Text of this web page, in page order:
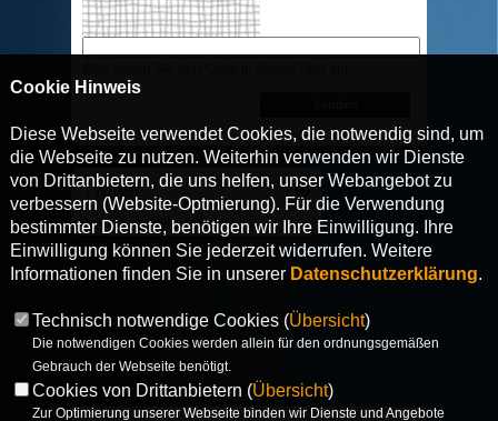
Cookie Hinweis
Diese Webseite verwendet Cookies, die notwendig sind, um
die Webseite zu nutzen. Weiterhin verwenden wir Dienste
von Drittanbietern, die uns helfen, unser Webangebot zu
verbessern (Website-Optmierung). Für die Verwendung
bestimmter Dienste, benötigen wir Ihre Einwilligung. Ihre
Einwilligung können Sie jederzeit widerrufen. Weitere
Informationen finden Sie in unserer Datenschutzerklärung.
Technisch notwendige Cookies (Übersicht)
Die notwendigen Cookies werden allein für den ordnungsgemäßen
Gebrauch der Webseite benötigt.
Cookies von Drittanbietern (Übersicht)
Zur Optimierung unserer Webseite binden wir Dienste und Angebote
Twitter
Tweets von @PLengsfeld